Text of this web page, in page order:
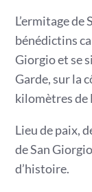
L’ermitage de
bénédictins
Giorgio et se
Garde, sur la
kilomètres de
Lieu de paix,
de San
d’histoire.